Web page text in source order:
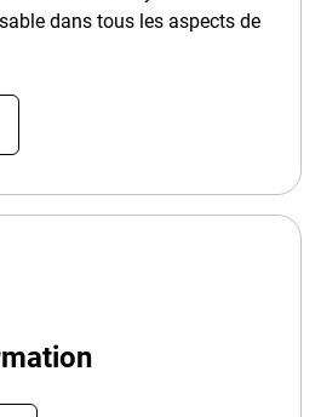
dans tous les aspects de